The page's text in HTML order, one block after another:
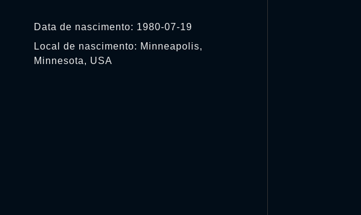
Data de nascimento: 1980-07-19
Local de nascimento: Minneapolis,
Minnesota, USA